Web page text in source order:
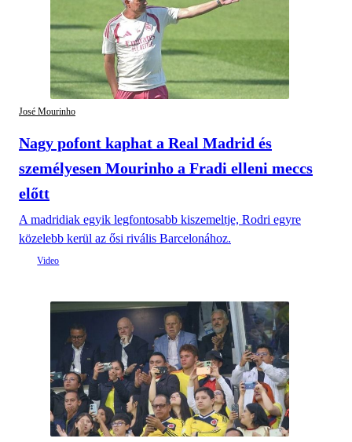
José Mourinho
Nagy pofont kaphat a Real Madrid és
személyesen Mourinho a Fradi elleni meccs
előtt
A madridiak egyik legfontosabb kiszemeltje, Rodri egyre
közelebb kerül az ősi rivális Barcelonához.